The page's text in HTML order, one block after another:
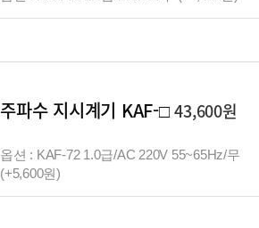
주파수 지시계기 KAF-□43,600원
옵션 : KAF-72 1.0급/AC 220V 55~65Hz/무
(+5,600원)